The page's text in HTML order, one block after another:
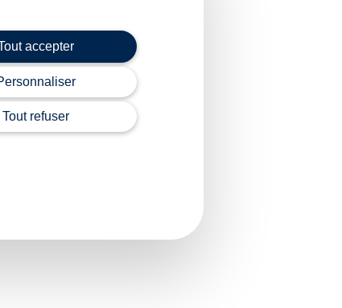
lorsqu’ils ont
dirigeants.
accepter
Tout refuser